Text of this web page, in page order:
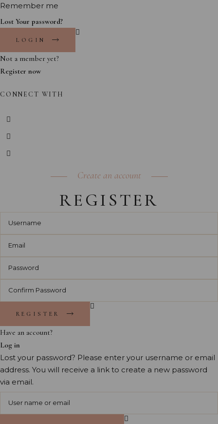
Remember me
Lost Your password?
LOGIN
Not a member yet?
Register now
CONNECT WITH
Create an account
REGISTER
REGISTER
Have an account?
Log in
Lost your password? Please enter your username or email
address. You will receive a link to create a new password
via email.